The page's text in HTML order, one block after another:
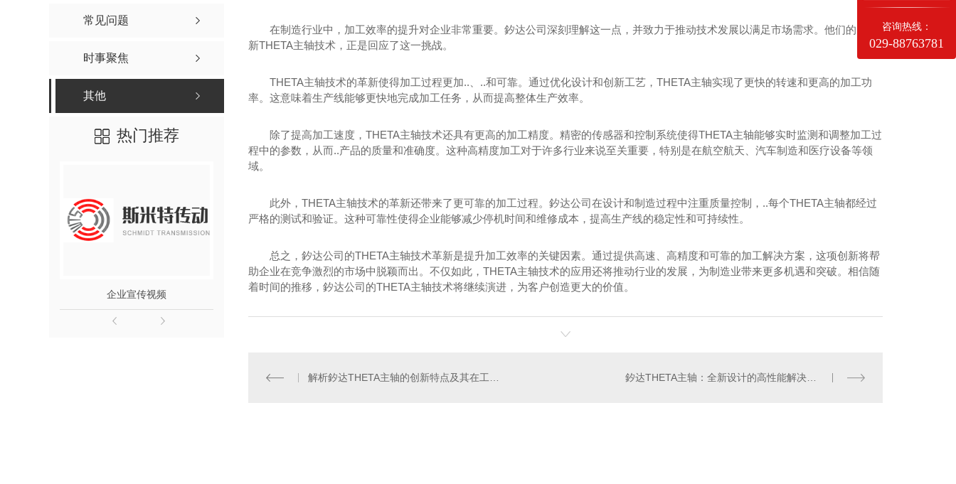
常见问题
时事聚焦
其他
热门推荐
企业宣传视频 PHFR系列,圆形法兰直角型行星减速机 PHF圆形法兰高精度行星减速机 斯德博双速齿轮箱
在制造行业中，加工效率的提升对企业非常重要。釸达公司深刻理解这一点，并致力于推动技术发展以满足市场需求。他们的..创
新THETA主轴技术，正是回应了这一挑战。
THETA主轴技术的革新使得加工过程更加..、..和可靠。通过优化设计和创新工艺，THETA主轴实现了更快的转速和更高的加工功
率。这意味着生产线能够更快地完成加工任务，从而提高整体生产效率。
除了提高加工速度，THETA主轴技术还具有更高的加工精度。精密的传感器和控制系统使得THETA主轴能够实时监测和调整加工过
程中的参数，从而..产品的质量和准确度。这种高精度加工对于许多行业来说至关重要，特别是在航空航天、汽车制造和医疗设备等领
域。
此外，THETA主轴技术的革新还带来了更可靠的加工过程。釸达公司在设计和制造过程中注重质量控制，..每个THETA主轴都经过
严格的测试和验证。这种可靠性使得企业能够减少停机时间和维修成本，提高生产线的稳定性和可持续性。
总之，釸达公司的THETA主轴技术革新是提升加工效率的关键因素。通过提供高速、高精度和可靠的加工解决方案，这项创新将帮
助企业在竞争激烈的市场中脱颖而出。不仅如此，THETA主轴技术的应用还将推动行业的发展，为制造业带来更多机遇和突破。相信随
着时间的推移，釸达公司的THETA主轴技术将继续演进，为客户创造更大的价值。
解析釸达THETA主轴的创新特点及其在工业领域的应用 釸达THETA主轴：全新设计的高性能解决方案
咨询热线：
029-88763781